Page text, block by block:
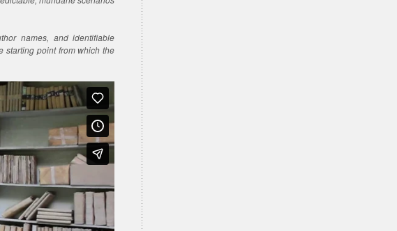
names, and identifiable
starting point from which the